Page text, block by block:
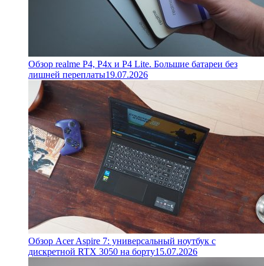
Обзор realme P4, P4x и P4 Lite. Большие батареи без
лишней переплаты19.07.2026
Обзор Acer Aspire 7: универсальный ноутбук с
дискретной RTX 3050 на борту15.07.2026